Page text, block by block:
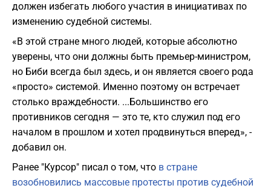
должен избегать любого участия в инициативах по
изменению судебной системы.
«В этой стране много людей, которые абсолютно
уверены, что они должны быть премьер-министром,
но Биби всегда был здесь, и он является своего рода
«просто» системой. Именно поэтому он встречает
столько враждебности. ...Большинство его
противников сегодня — это те, кто служил под его
началом в прошлом и хотел продвинуться вперед», -
добавил он.
Ранее "Курсор" писал о том, что в стране
возобновились массовые протесты против судебной